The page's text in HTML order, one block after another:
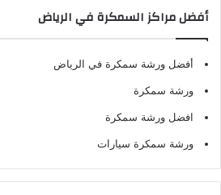
أفضل مراكز السمكرة في الرياض
أفضل ورشة سمكرة في الرياض
ورشة سمكرة
افضل ورشة سمكرة
ورشة سمكرة سيارات